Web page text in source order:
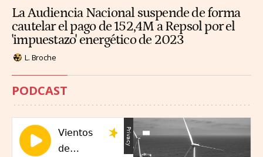
La Audiencia Nacional suspende de forma
cautelar el pago de 152,4M a Repsol por el
'impuestazo' energético de 2023
L. Broche
PODCAST